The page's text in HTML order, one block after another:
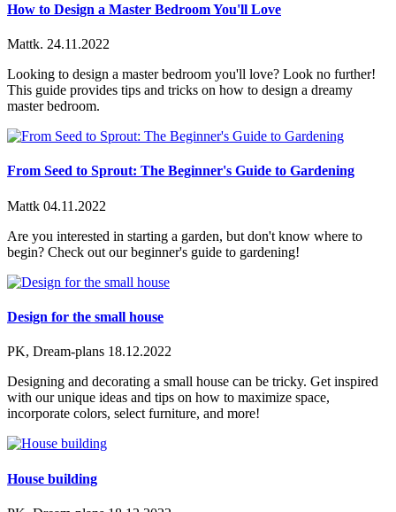
How to Design a Master Bedroom You'll Love
Mattk. 24.11.2022
Looking to design a master bedroom you'll love? Look no further!
This guide provides tips and tricks on how to design a dreamy
master bedroom.
From Seed to Sprout: The Beginner's Guide to Gardening
Mattk 04.11.2022
Are you interested in starting a garden, but don't know where to
begin? Check out our beginner's guide to gardening!
Design for the small house
PK, Dream-plans 18.12.2022
Designing and decorating a small house can be tricky. Get inspired
with our unique ideas and tips on how to maximize space,
incorporate colors, select furniture, and more!
House building